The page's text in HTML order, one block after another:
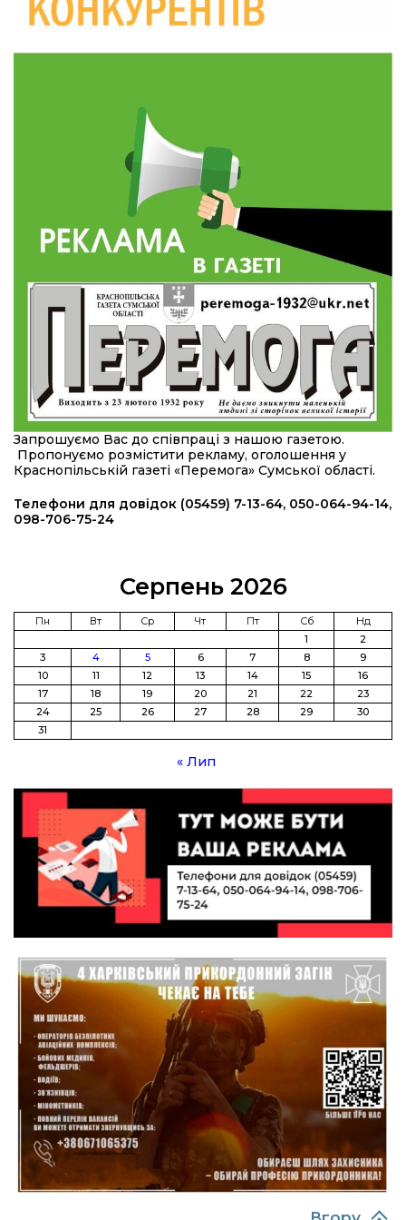
28 лип
Перемогу і повернення додому»
Обмежено придатний, але безмежно
вмотивований: Як колишній лісівник став асом
артилерії
490 пацієнтів та 15 відвіданих сіл: МБФ
«Альянс громадського здоров’я» підбив
підсумки роботи мобільних клінік у Сумській
області
12:24
23 лип
Покинув безпечне життя за кордоном, щоб
захистити рідну землю: пам’яті Сергія
Балабаєнка (ВІДЕО)
23 лип
Командир гармати Руслан Козирін: «Змінити
підрозділ чи бригаду – навіть думки не було»
20:36
22 лип
Нова кав’ярня в Сумах: як родина військового
з Краснопілля відкрила «Лев каву» за грантові
кошти (ВІДЕО)
14:37
21 лип
Захищав кордон до останнього подиху:
пам’яті полеглого прикордонника Олександра
Від штанги до «крил»: як спорт і характер
колишнього паверліфтера гартують перемогу
11:19
21 лип
На щиті повертається додому:
Краснопільська громада втратила 27-річного
Захисника Сергія Балабаєнка
11:00
19 лип
Музей, який був частиною життя
10:49
19 лип
Інтелектуальні злети та творчі перемоги:
історія успіху випускниці Вікторії Кондратенко
10:40
19 лип
Вірний присязі до останнього подиху:
підтримайте петицію про присвоєння звання
«Герой України» (посмертно) прикордоннику
Олександру Бойку
20:34
17 лип
Кохання попри все: як українці створюють сім’ї
13:52
15 лип
І волейбол, і хімія на “відмінно”: неймовірна
історія успіху випускниці з Краснопілля
Анастасії Гонтар
13:27
15 лип
НБУ вводить нову банкноту 2 000 грн із
портретом легендарного українця: що
зміниться для наших гаманців
13:22
Гаманець у шоці: які продукти в Україні різко
подешевшали, а за що доведеться платити
більше?
Запрошуємо Вас до співпраці з нашою газетою.
Пропонуємо розмістити рекламу, оголошення у
Краснопільській газеті «Перемога» Сумської області.
Телефони для довідок (05459) 7-13-64, 050-064-94-14,
098-706-75-24
Серпень 2026
Пн Вт Ср Чт Пт Сб
Нд
1
2
3
4 5 6 7 8
9
10
11 12 13 14 15
16
17
18 19 20 21 22
23
24
25 26 27 28 29
30
31
« Лип